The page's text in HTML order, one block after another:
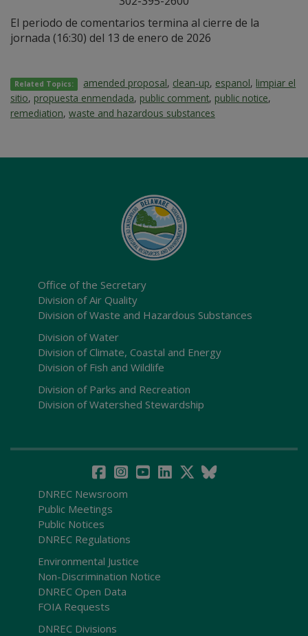
El periodo de comentarios termina al cierre de la
jornada (16:30) del 13 de enero de 2026
Related Topics: amended proposal, clean-up, espanol, limpiar el
sitio, propuesta enmendada, public comment, public notice,
remediation, waste and hazardous substances
Office of the Secretary
Division of Air Quality
Division of Waste and Hazardous Substances
Division of Water
Division of Climate, Coastal and Energy
Division of Fish and Wildlife
Division of Parks and Recreation
Division of Watershed Stewardship
DNREC Newsroom
Public Meetings
Public Notices
DNREC Regulations
Environmental Justice
Non-Discrimination Notice
DNREC Open Data
FOIA Requests
DNREC Divisions